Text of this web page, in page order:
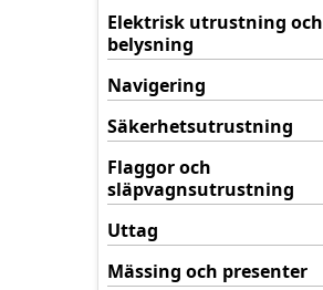
Elektrisk utrustning och
belysning
Navigering
Säkerhetsutrustning
Flaggor och
släpvagnsutrustning
Uttag
Mässing och presenter